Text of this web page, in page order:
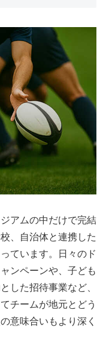
アムの中だけで完結
、自治体と連携した
ています。日々のド
ンペーンや、子ども
した招待事業など、
チームが地元とどう
意味合いもより深く